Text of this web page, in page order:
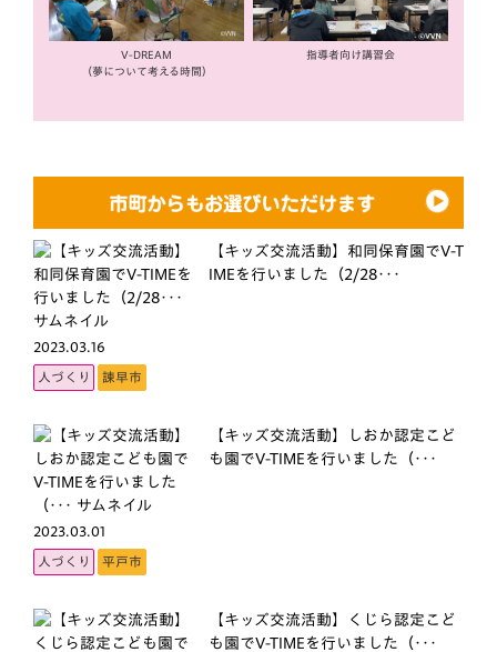
V-DREAM
（夢について考える時間）
指導者向け講習会
2023.03.16
【キッズ交流活動】和同保育園でV-T
IMEを行いました（2/28･･･
人づくり 諫早市
2023.03.01
【キッズ交流活動】しおか認定こど
も園でV-TIMEを行いました（･･･
人づくり 平戸市
【キッズ交流活動】くじら認定こど
も園でV-TIMEを行いました（･･･